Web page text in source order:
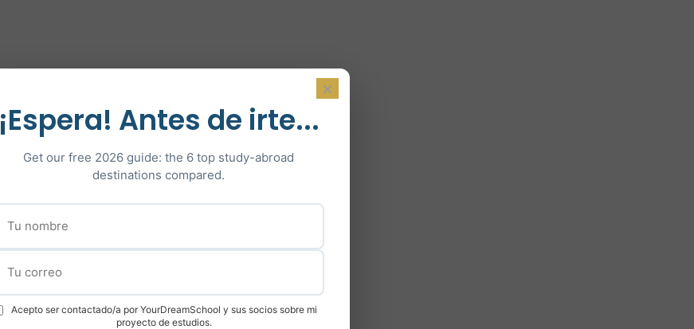
×
¡Espera! Antes de irte...
Get our free 2026 guide: the 6 top study-abroad
destinations compared.
Acepto ser contactado/a por YourDreamSchool y sus socios sobre mi
proyecto de estudios.